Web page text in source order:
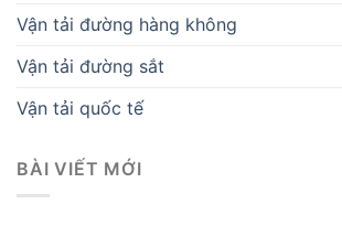
Vận tải đường hàng không
Vận tải đường sắt
Vận tải quốc tế
BÀI VIẾT MỚI